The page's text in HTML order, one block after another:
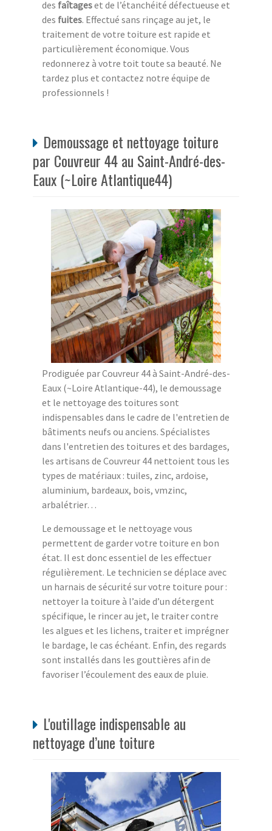
des faîtageset de l’étanchéité défectueuse et
des fuites. Effectué sans rinçage au jet, le
traitement de votre toiture est rapide et
particulièrement économique. Vous
redonnerez à votre toit toute sa beauté. Ne
tardez plus et contactez notre équipe de
professionnels !
Demoussage et nettoyage toiture
par Couvreur 44 au Saint-André-des-
Eaux (~Loire Atlantique44)
Prodiguée par Couvreur 44 à Saint-André-des-
Eaux (~Loire Atlantique-44), le demoussage
et le nettoyage des toitures sont
indispensables dans le cadre de l'entretien de
bâtiments neufs ou anciens. Spécialistes
dans l'entretien des toitures et des bardages,
les artisans de Couvreur 44 nettoient tous les
types de matériaux : tuiles, zinc, ardoise,
aluminium, bardeaux, bois, vmzinc,
arbalétrier…
Le demoussage et le nettoyage vous
permettent de garder votre toiture en bon
état. Il est donc essentiel de les effectuer
régulièrement. Le technicien se déplace avec
un harnais de sécurité sur votre toiture pour :
nettoyer la toiture à l’aide d’un détergent
spécifique, le rincer au jet, le traiter contre
les algues et les lichens, traiter et imprégner
le bardage, le cas échéant. Enfin, des regards
sont installés dans les gouttières afin de
favoriser l’écoulement des eaux de pluie.
L'outillage indispensable au
nettoyage d’une toiture